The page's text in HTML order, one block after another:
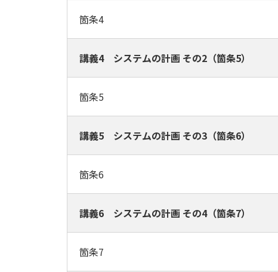
箇条4
講義4 システムの計画 その2（箇条5）
箇条5
講義5 システムの計画 その3（箇条6）
箇条6
講義6 システムの計画 その4（箇条7）
箇条7